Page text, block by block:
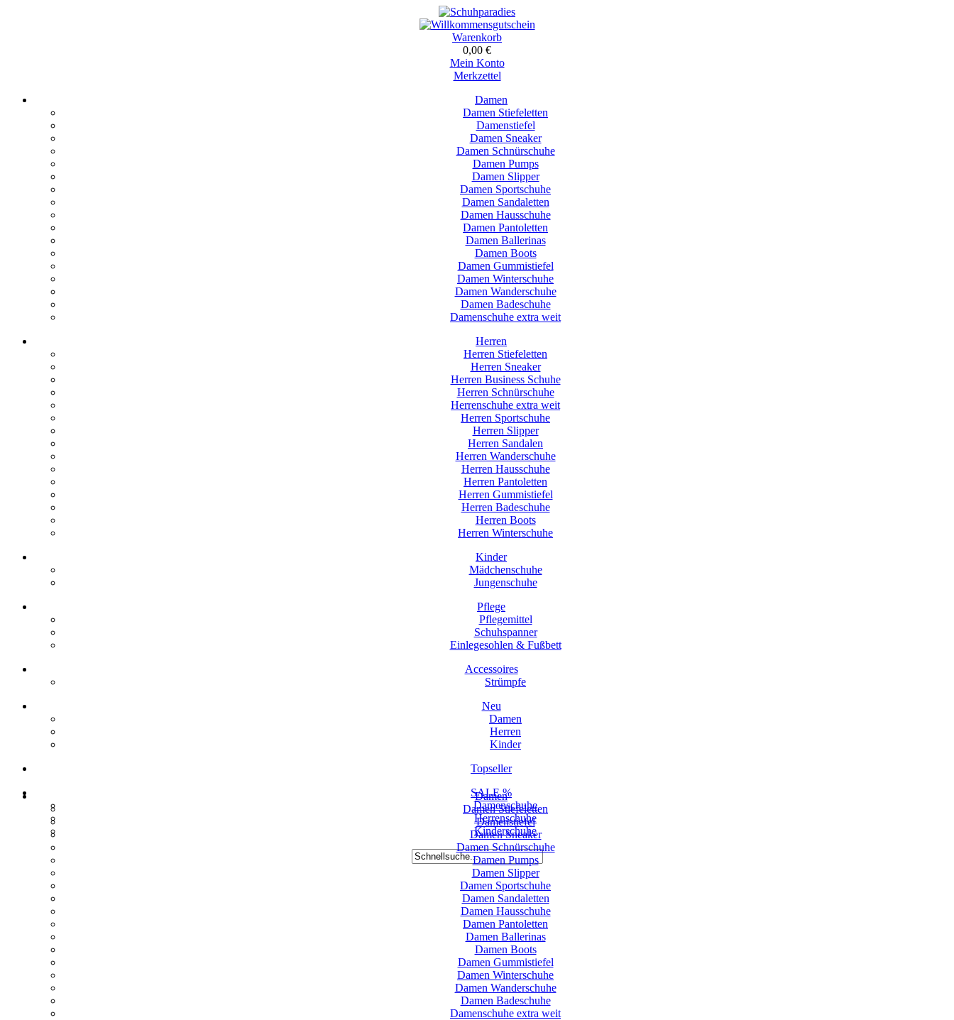
Warenkorb
0,00 €
Mein Konto
Merkzettel
Damen
Damen Stiefeletten
Damenstiefel
Damen Sneaker
Damen Schnürschuhe
Damen Pumps
Damen Slipper
Damen Sportschuhe
Damen Sandaletten
Damen Hausschuhe
Damen Pantoletten
Damen Ballerinas
Damen Boots
Damen Gummistiefel
Damen Winterschuhe
Damen Wanderschuhe
Damen Badeschuhe
Damenschuhe extra weit
Herren
Herren Stiefeletten
Herren Sneaker
Herren Business Schuhe
Herren Schnürschuhe
Herrenschuhe extra weit
Herren Sportschuhe
Herren Slipper
Herren Sandalen
Herren Wanderschuhe
Herren Hausschuhe
Herren Pantoletten
Herren Gummistiefel
Herren Badeschuhe
Herren Boots
Herren Winterschuhe
Kinder
Mädchenschuhe
Jungenschuhe
Pflege
Pflegemittel
Schuhspanner
Einlegesohlen & Fußbett
Accessoires
Strümpfe
Neu
Damen
Herren
Kinder
Topseller
SALE %
Damenschuhe
Herrenschuhe
Kinderschuhe
Damen
Damen Stiefeletten
Damenstiefel
Damen Sneaker
Damen Schnürschuhe
Damen Pumps
Damen Slipper
Damen Sportschuhe
Damen Sandaletten
Damen Hausschuhe
Damen Pantoletten
Damen Ballerinas
Damen Boots
Damen Gummistiefel
Damen Winterschuhe
Damen Wanderschuhe
Damen Badeschuhe
Damenschuhe extra weit